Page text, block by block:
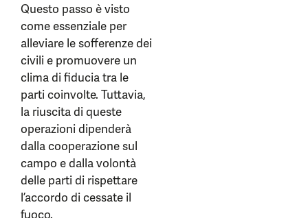
Questo passo è visto
come essenziale per
alleviare le sofferenze dei
civili e promuovere un
clima di fiducia tra le
parti coinvolte. Tuttavia,
la riuscita di queste
operazioni dipenderà
dalla cooperazione sul
campo e dalla volontà
delle parti di rispettare
l’accordo di cessate il
fuoco.